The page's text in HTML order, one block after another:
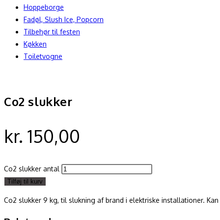
Hoppeborge
Fadøl, Slush Ice, Popcorn
Tilbehør til festen
Køkken
Toiletvogne
Co2 slukker
kr. 150,00
Co2 slukker antal
Tilføj til kurv
Co2 slukker 9 kg, til slukning af brand i elektriske installationer.